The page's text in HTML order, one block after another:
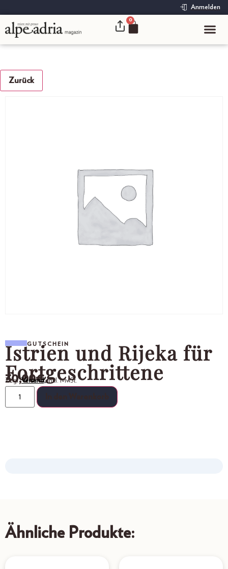
Anmelden
0
Zurück
GUTSCHEIN
Istrien und Rijeka für
Fortgeschrittene
30,00€
Zzgl.Versand,inkl. MwSt.
Ähnliche Produkte: